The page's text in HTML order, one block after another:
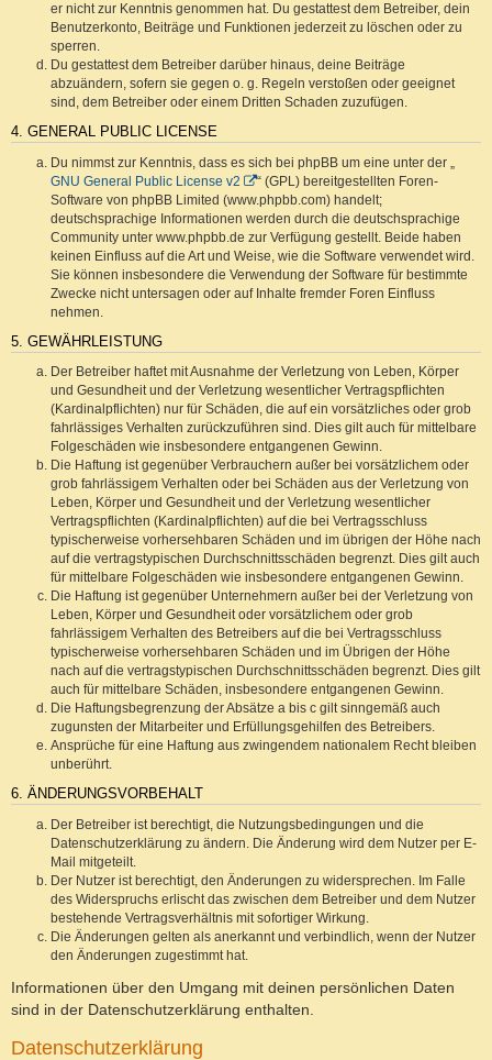
er nicht zur Kenntnis genommen hat. Du gestattest dem Betreiber, dein
Benutzerkonto, Beiträge und Funktionen jederzeit zu löschen oder zu
sperren.
Du gestattest dem Betreiber darüber hinaus, deine Beiträge
abzuändern, sofern sie gegen o. g. Regeln verstoßen oder geeignet
sind, dem Betreiber oder einem Dritten Schaden zuzufügen.
4. GENERAL PUBLIC LICENSE
Du nimmst zur Kenntnis, dass es sich bei phpBB um eine unter der „
GNU General Public License v2
“ (GPL) bereitgestellten Foren-
Software von phpBB Limited (www.phpbb.com) handelt;
deutschsprachige Informationen werden durch die deutschsprachige
Community unter www.phpbb.de zur Verfügung gestellt. Beide haben
keinen Einfluss auf die Art und Weise, wie die Software verwendet wird.
Sie können insbesondere die Verwendung der Software für bestimmte
Zwecke nicht untersagen oder auf Inhalte fremder Foren Einfluss
nehmen.
5. GEWÄHRLEISTUNG
Der Betreiber haftet mit Ausnahme der Verletzung von Leben, Körper
und Gesundheit und der Verletzung wesentlicher Vertragspflichten
(Kardinalpflichten) nur für Schäden, die auf ein vorsätzliches oder grob
fahrlässiges Verhalten zurückzuführen sind. Dies gilt auch für mittelbare
Folgeschäden wie insbesondere entgangenen Gewinn.
Die Haftung ist gegenüber Verbrauchern außer bei vorsätzlichem oder
grob fahrlässigem Verhalten oder bei Schäden aus der Verletzung von
Leben, Körper und Gesundheit und der Verletzung wesentlicher
Vertragspflichten (Kardinalpflichten) auf die bei Vertragsschluss
typischerweise vorhersehbaren Schäden und im übrigen der Höhe nach
auf die vertragstypischen Durchschnittsschäden begrenzt. Dies gilt auch
für mittelbare Folgeschäden wie insbesondere entgangenen Gewinn.
Die Haftung ist gegenüber Unternehmern außer bei der Verletzung von
Leben, Körper und Gesundheit oder vorsätzlichem oder grob
fahrlässigem Verhalten des Betreibers auf die bei Vertragsschluss
typischerweise vorhersehbaren Schäden und im Übrigen der Höhe
nach auf die vertragstypischen Durchschnittsschäden begrenzt. Dies gilt
auch für mittelbare Schäden, insbesondere entgangenen Gewinn.
Die Haftungsbegrenzung der Absätze a bis c gilt sinngemäß auch
zugunsten der Mitarbeiter und Erfüllungsgehilfen des Betreibers.
Ansprüche für eine Haftung aus zwingendem nationalem Recht bleiben
unberührt.
6. ÄNDERUNGSVORBEHALT
Der Betreiber ist berechtigt, die Nutzungsbedingungen und die
Datenschutzerklärung zu ändern. Die Änderung wird dem Nutzer per E-
Mail mitgeteilt.
Der Nutzer ist berechtigt, den Änderungen zu widersprechen. Im Falle
des Widerspruchs erlischt das zwischen dem Betreiber und dem Nutzer
bestehende Vertragsverhältnis mit sofortiger Wirkung.
Die Änderungen gelten als anerkannt und verbindlich, wenn der Nutzer
den Änderungen zugestimmt hat.
Informationen über den Umgang mit deinen persönlichen Daten
sind in der Datenschutzerklärung enthalten.
Datenschutzerklärung